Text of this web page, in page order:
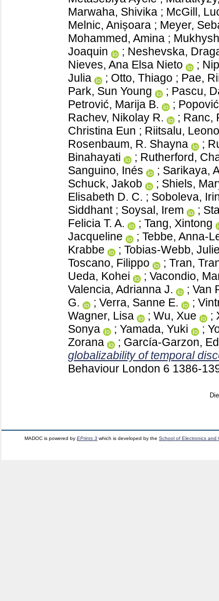
Marwaha, Shivika ; McGill,
Melnic, Anișoara ; Meyer,
Mohammed, Amina ;
Joaquin
; Neshevska,
Nieves, Ana Elsa Nieto
;
Julia
; Otto, Thiago ; Pae,
Park, Sun Young
; Pascu,
Petrović, Marija B.
;
Rachev, Nikolay R.
; Ranc,
Christina Eun ; Riitsalu,
Rosenbaum, R. Shayna
;
Binahayati
; Rutherford,
Sanguino, Inés
; Sarikaya,
Schuck, Jakob
; Shiels,
Elisabeth D. C. ; Soboleva,
Siddhant; Soysal, Irem ;
Felicia T. A.
; Tang, Xintong
Jacqueline
; Tebbe, Anna-
Krabbe
; Tobias-Webb,
Toscano, Filippo
; Tran,
Ueda, Kohei
; Vacondio,
Valencia, Adrianna J.
; Van
G.
; Verra, Sanne E. ;
Wagner, Lisa
; Wu, Xue ;
Sonya
; Yamada, Yuki ;
Zorana
; García-Garzon,
globalizability of temporal
Behaviour London 6 1386-
MADOC is powered byEPrints 3 which is developed by theSchool of Electronics and